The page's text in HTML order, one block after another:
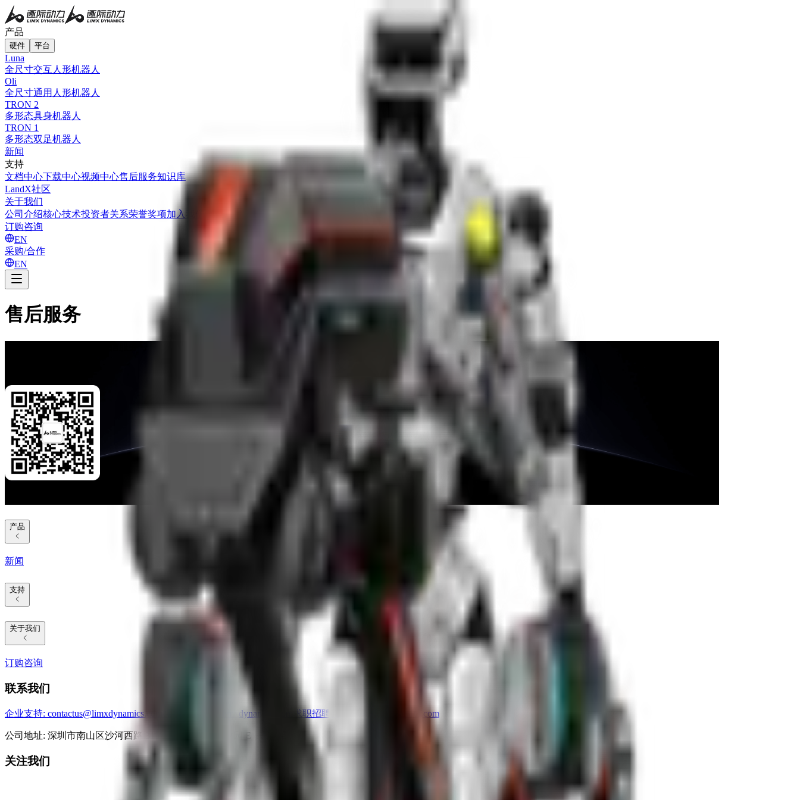
产品
硬件 平台
Luna
全尺寸交互人形机器人
Oli
全尺寸通用人形机器人
TRON 2
多形态具身机器人
TRON 1
多形态双足机器人
新闻
支持
文档中心下载中心视频中心售后服务知识库
LandX社区
关于我们
公司介绍核心技术投资者关系荣誉奖项加入我们
订购咨询
EN
采购/合作
EN
售后服务
产品
新闻
支持
关于我们
订购咨询
联系我们
企业支持: contactus@limxdynamics.com : pr@limxdynamics.com 求职招聘 : recruit@limxdynamics.com
公司地址: 深圳市南山区沙河西路 3157 号南山智谷产业园 E 栋 15 层
关注我们